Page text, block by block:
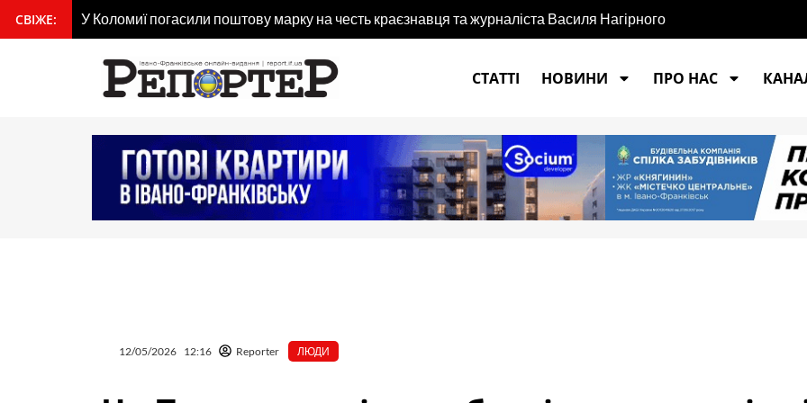
вмісту
СВІЖЕ: У Коломиї погасили поштову марку на честь краєзнавця та журналіста Василя Нагірного
СТАТТІ
НОВИНИ ПРО НАС
12/05/2026 12:16 Reporter ЛЮДИ